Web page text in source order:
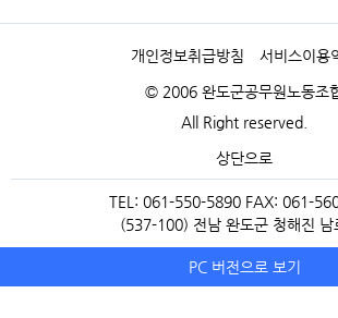
개인정보취급방침 서비스이용
© 2006 완도군공무원노동조
All Right reserved.
상단으로
TEL: 061-550-5890 FAX: 061-
(537-100) 전남 완도군 청해진 남
PC 버전으로 보기